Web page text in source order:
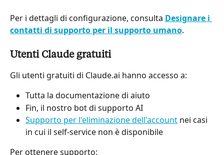
Per i dettagli di configurazione, consulta Designare i
contatti di supporto per il supporto umano.
Utenti Claude gratuiti
Gli utenti gratuiti di Claude.ai hanno accesso a:
Tutta la documentazione di aiuto
Fin, il nostro bot di supporto AI
Supporto per l'eliminazione dell'account nei casi
in cui il self-service non è disponibile
Per ottenere supporto: